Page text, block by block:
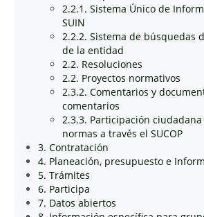
2.2.1. Sistema Único de
SUIN
2.2.2. Sistema de búsquedas
de la entidad
2.2. Resoluciones
2.2. Proyectos normativos
2.3.2. Comentarios y
comentarios
2.3.3. Participación
normas a través el SUCOP
3. Contratación
4. Planeación, presupuesto e
5. Trámites
6. Participa
7. Datos abiertos